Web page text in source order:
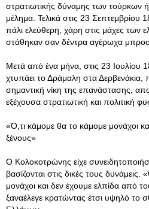
στρατιωτικής δύναμης των τούρκων
μέλημα. Τελικά στις 23 Σεπτεμβρίου
πάλι ελεύθερη, χάρη στις μάχες των
στάθηκαν σαν δέντρα αγέρωχα
Μετά από ένα μήνα, στις 23 Ιουλίου
χτυπάει το Δράμαλη στα Δερβενάκια,
σημαντική νίκη της επανάστασης,
εξέχουσα στρατιωτική και πολιτική
«Ό,τι κάμομε θα το κάμομε μονάχοι
ξένους»
Ο Κολοκοτρώνης είχε
βασίζονται στις δικές τους
μονάχοι και δεν έχουμε ελπίδα από
ξαναέλεγε κρατώντας έτσι υψηλό το